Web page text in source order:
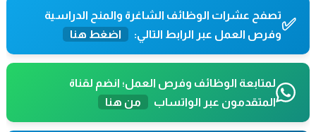
✅تصفح عشرات الوظائف الشاغرة والمنح الدراسية
وفرص العمل عبر الرابط التالي:
اضغط هنا
لمتابعة الوظائف وفرص العمل؛ انضم لقناة
المتقدمون عبر الواتساب
من هنا